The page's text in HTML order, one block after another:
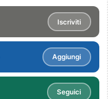
Iscriviti
Aggiungi
Seguici